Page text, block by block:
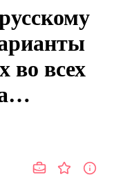
во всех